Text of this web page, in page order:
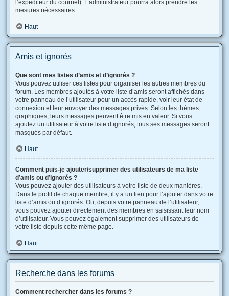
l’expéditeur du courriel). L’administrateur pourra alors prendre les
mesures nécessaires.
Haut
Amis et ignorés
Que sont mes listes d’amis et d’ignorés ?
Vous pouvez utiliser ces listes pour organiser les autres membres du
forum. Les membres ajoutés à votre liste d’amis seront affichés dans
votre panneau de l’utilisateur pour un accès rapide, voir leur état de
connexion et leur envoyer des messages privés. Selon les thèmes
graphiques, leurs messages peuvent être mis en valeur. Si vous
ajoutez un utilisateur à votre liste d’ignorés, tous ses messages seront
masqués par défaut.
Haut
Comment puis-je ajouter/supprimer des utilisateurs de ma liste
d’amis ou d’ignorés ?
Vous pouvez ajouter des utilisateurs à votre liste de deux manières.
Dans le profil de chaque membre, il y a un lien pour l’ajouter dans votre
liste d’amis ou d’ignorés. Ou, depuis votre panneau de l’utilisateur,
vous pouvez ajouter directement des membres en saisissant leur nom
d’utilisateur. Vous pouvez également supprimer des utilisateurs de
votre liste depuis cette même page.
Haut
Recherche dans les forums
Comment rechercher dans les forums ?